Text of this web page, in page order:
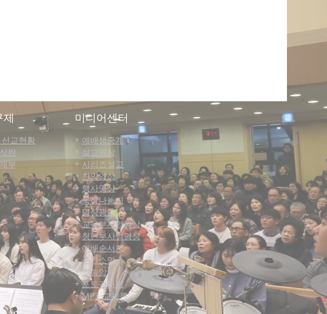
제
교현황
란
부
미디어센터
+ 예배생중계
+ 설교영상
+ 시리즈설교
+ 찬양영상
+행사영상
+묵상나눔지
+영상광고
+교육부사역영상
+청년부사역영상
+예배순서지
+주간소망
+말씀암송
+포토갤러리
+MP3_교회론